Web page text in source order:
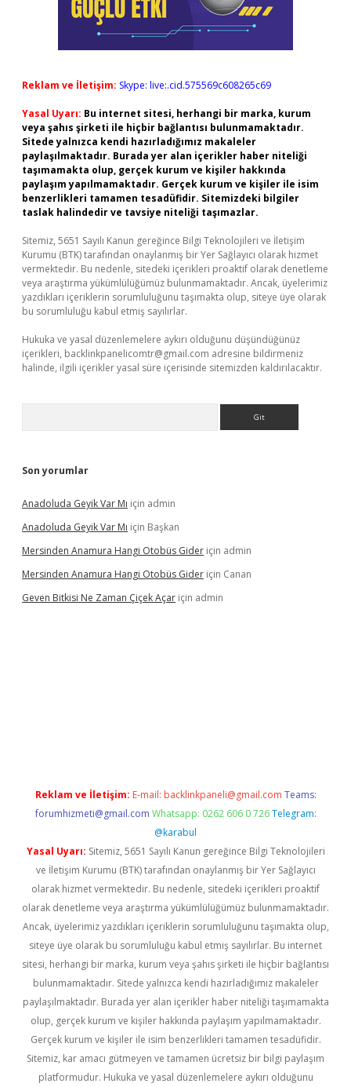
Reklam ve İletişim: Skype: live:.cid.575569c608265c69
Yasal Uyarı: Bu internet sitesi, herhangi bir marka, kurum
veya şahıs şirketi ile hiçbir bağlantısı bulunmamaktadır.
Sitede yalnızca kendi hazırladığımız makaleler
paylaşılmaktadır. Burada yer alan içerikler haber niteliği
taşımamakta olup, gerçek kurum ve kişiler hakkında
paylaşım yapılmamaktadır. Gerçek kurum ve kişiler ile isim
benzerlikleri tamamen tesadüfidir. Sitemizdeki bilgiler
taslak halindedir ve tavsiye niteliği taşımazlar.
Sitemiz, 5651 Sayılı Kanun gereğince Bilgi Teknolojileri ve İletişim
Kurumu (BTK) tarafından onaylanmış bir Yer Sağlayıcı olarak hizmet
vermektedir. Bu nedenle, sitedeki içerikleri proaktif olarak denetleme
veya araştırma yükümlülüğümüz bulunmamaktadır. Ancak, üyelerimiz
yazdıkları içeriklerin sorumluluğunu taşımakta olup, siteye üye olarak
bu sorumluluğu kabul etmiş sayılırlar.
Hukuka ve yasal düzenlemelere aykırı olduğunu düşündüğünüz
içerikleri, backlinkpanelicomtr@gmail.com adresine bildirmeniz
halinde, ilgili içerikler yasal süre içerisinde sitemizden kaldırılacaktır.
Son yorumlar
Anadoluda Geyik Var Mı için admin
Anadoluda Geyik Var Mı için Başkan
Mersinden Anamura Hangi Otobüs Gider için admin
Mersinden Anamura Hangi Otobüs Gider için Canan
Geven Bitkisi Ne Zaman Çiçek Açar için admin
Reklam ve İletişim: E-mail: backlinkpaneli@gmail.com Teams:
forumhizmeti@gmail.com Whatsapp: 0262 606 0 726 Telegram:
@karabul
Yasal Uyarı: Sitemiz, 5651 Sayılı Kanun gereğince Bilgi Teknolojileri
ve İletişim Kurumu (BTK) tarafından onaylanmış bir Yer Sağlayıcı
olarak hizmet vermektedir. Bu nedenle, sitedeki içerikleri proaktif
olarak denetleme veya araştırma yükümlülüğümüz bulunmamaktadır.
Ancak, üyelerimiz yazdıkları içeriklerin sorumluluğunu taşımakta olup,
siteye üye olarak bu sorumluluğu kabul etmiş sayılırlar. Bu internet
sitesi, herhangi bir marka, kurum veya şahıs şirketi ile hiçbir bağlantısı
bulunmamaktadır. Sitede yalnızca kendi hazırladığımız makaleler
paylaşılmaktadır. Burada yer alan içerikler haber niteliği taşımamakta
olup, gerçek kurum ve kişiler hakkında paylaşım yapılmamaktadır.
Gerçek kurum ve kişiler ile isim benzerlikleri tamamen tesadüfidir.
Sitemiz, kar amacı gütmeyen ve tamamen ücretsiz bir bilgi paylaşım
platformudur. Hukuka ve yasal düzenlemelere aykırı olduğunu